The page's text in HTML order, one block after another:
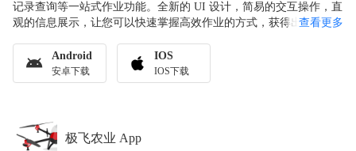
记录查询等一站式作业功能。全新的 UI 设计，简易的交互操作，直
观的信息展示，让您可以快速掌握高效作业的方式，获得出色的作
查看更多
Android
安卓下载
IOS
IOS下载
极飞农业 App